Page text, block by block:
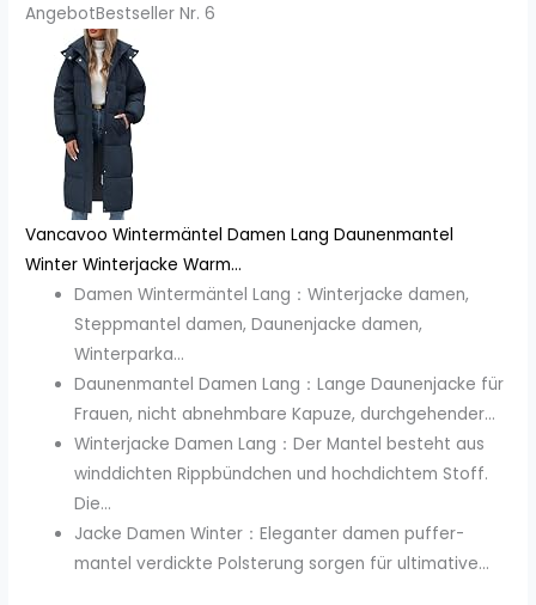
AngebotBestseller Nr. 6
Vancavoo Wintermäntel Damen Lang Daunenmantel
Winter Winterjacke Warm...
Damen Wintermäntel Lang：Winterjacke damen,
Steppmantel damen, Daunenjacke damen,
Winterparka...
Daunenmantel Damen Lang：Lange Daunenjacke für
Frauen, nicht abnehmbare Kapuze, durchgehender...
Winterjacke Damen Lang：Der Mantel besteht aus
winddichten Rippbündchen und hochdichtem Stoff.
Die...
Jacke Damen Winter：Eleganter damen puffer-
mantel verdickte Polsterung sorgen für ultimative...